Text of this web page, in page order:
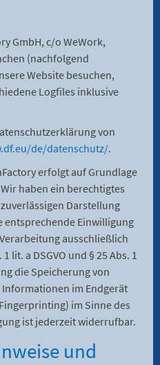
GmbH, c/o WeWork,
(nachfolgend
Website besuchen,
Logfiles inklusive
von
de/datenschutz/.
erfolgt auf Grundlage
Wir haben ein berechtigtes
Darstellung
entsprechende Einwilligung
ausschließlich
lit. a DSGVO und § 25 Abs. 1
die Speicherung von
im Endgerät
im Sinne des
ist jederzeit widerrufbar.
und